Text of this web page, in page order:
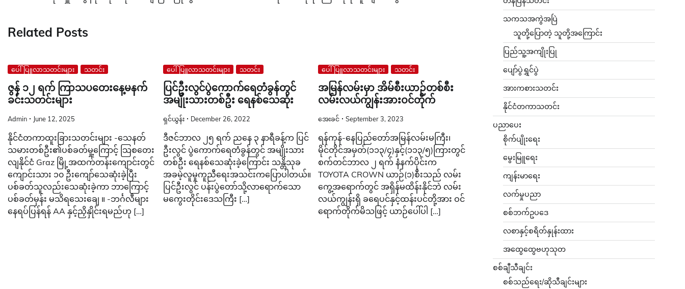
Related Posts
ပေါ်ပြူလာသတင်းများ သတင်း
ဇွန် ၁၂ ရက် ကြာသပတေးနေ့မနက်
ခင်းသတင်းများ
Admin June 12, 2025
နိုင်ငံတကာထူးခြားသတင်းများ -သေနတ်
သမားတစ်ဦး၏ပစ်ခတ်မှု့ကြောင့် သြစတေး
လျနိုင်ငံ Graz မြို့အထက်တန်းကျောင်းတွင်
ကျောင်းသား ၁၀ ဦးကျော်သေဆုံးခဲ့ပြီး
ပစ်ခတ်သူလည်းသေဆုံးခဲ့ကာ ဘာကြောင့်
ပစ်ခတ်မှန်း မသိရသေးချေ ။ -ဘင်္ဂလီများ
နေရပ်ပြန်ရန် AA နှင့်ညှိနှိုင်းရမည်ဟု […]
ပေါ်ပြူလာသတင်းများ သတင်း
ပြင်ဦးလွင်ပွဲကောက်ရေတံခွန်တွင်
အမျိုးသားတစ်ဦး ရေနစ်သေဆုံး
ရှင်ယွန်း December 26, 2022
ဒီဇင်ဘာလ ၂၅ ရက် ညနေ ၃ နာရီခန့်က ပြင်
ဦးလွင် ပွဲကောက်ရေတံခွန်တွင် အမျိုးသား
တစ်ဦး ရေနစ်သေဆုံးခဲ့ကြောင်း သန္တိသုခ
အခမဲ့လူမှုကူညီရေးအသင်းကပြောပါတယ်။
ပြင်ဦးလွင် ပန်းပွဲတော်သို့လာရောက်သော
မကွေးတိုင်းဒေသကြီး […]
ပေါ်ပြူလာသတင်းများ သတင်း
အမြန်လမ်းမှာ အိမ်စီးယာဉ်တစ်စီး
လမ်းလယ်ကျွန်းအားဝင်တိုက်
အေးခင် September 3, 2023
ရန်ကုန်-နေပြည်တော်အမြန်လမ်းမကြီး၊
မိုင်တိုင်အမှတ်(၁၁၃/၄)နှင့်(၁၁၃/၅)ကြားတွင်
စက်တင်ဘာလ ၂ ရက် နံနက်ပိုင်းက
TOYOTA CROWN ယာဉ်(၁)စီးသည် လမ်း
ကွေ့အရောက်တွင် အရှိန်မထိန်းနိုင်ဘဲ လမ်း
လယ်ကျွန်းရှိ ခရေပင်နှင့်ထန်းပင်တို့အား ဝင်
ရောက်တိုက်မိသဖြင့် ယာဉ်ပေါ်ပါ […]
သကသအကွဲအပြဲ
သူတို့ပြောတဲ့ သူတို့အကြောင်း
ပြည်သူ့အကျိုးပြု
ပျော်ပွဲရွှင်ပွဲ
အားကစားသတင်း
နိုင်ငံတကာသတင်း
ပညာပေး
စိုက်ပျိုးရေး
မွေးမြူရေး
ကျန်းမာရေး
လက်မှုပညာ
စစ်ဘက်ဥပဒေ
လစာနှင့်စရိတ်နှုန်းထား
အထွေထွေဗဟုသုတ
စစ်ချီသီချင်း
စစ်သည်ရေး/ဆိုသီချင်းများ